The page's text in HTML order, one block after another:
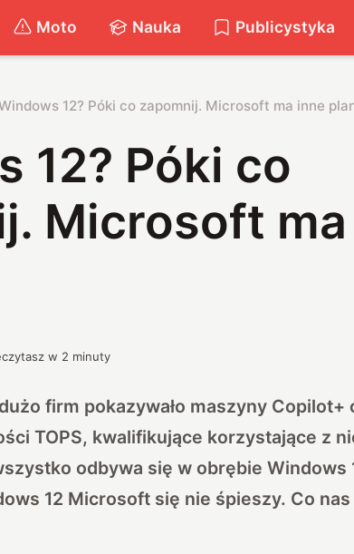
Moto Nauka Publicystyka
12? Póki co zapomnij. Microsoft ma inne
12? Póki co
Microsoft
w 2 minuty
firm pokazywało maszyny Copilot+
TOPS, kwalifikujące korzystające z
odbywa się w obrębie Windows
12 Microsoft się nie śpieszy. Co